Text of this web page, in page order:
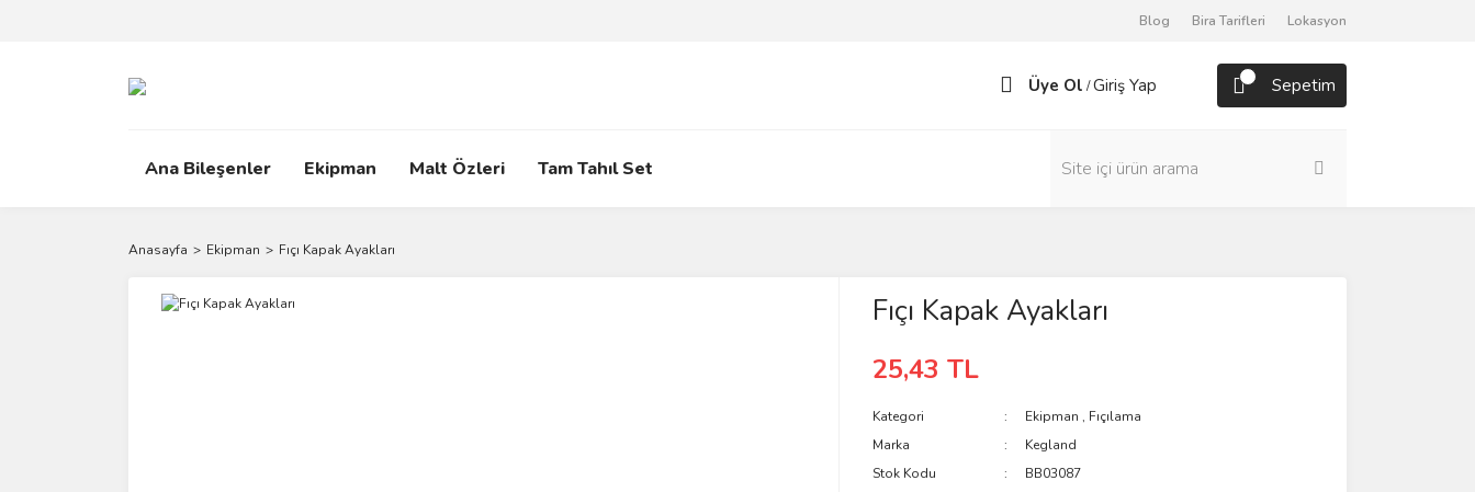
Blog Bira Tarifleri Lokasyon
Üye Ol /Giriş Yap Sepetim
Ana Bileşenler Ekipman Malt Özleri Tam Tahıl Set
Anasayfa Ekipman Fıçı Kapak Ayakları
Fıçı Kapak Ayakları
25,43 TL
Kategori Ekipman , Fıçılama
Marka
Kegland
Stok Kodu
BB03087